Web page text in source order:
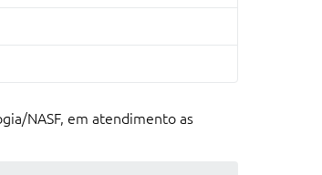
NASF, em atendimento as